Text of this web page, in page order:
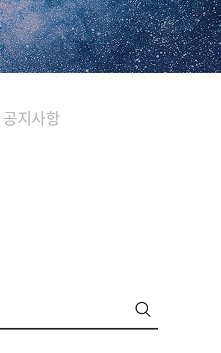
공지사항